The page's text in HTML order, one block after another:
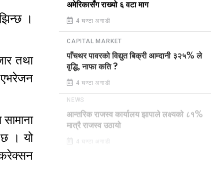
।
तथा
छ । यो
करेक्सन
अमेरिकासँग राख्यो ६ वटा माग
4 घण्टा अगाडी
CAPITAL MARKET
पाँचथर पावरको विद्युत बिक्री आम्दानी ३२५% ले
वृद्धि, नाफा कति ?
4 घण्टा अगाडी
आन्तरिक राजस्व कार्यालय झापाले लक्ष्यको ८१%
मात्रै राजस्व उठायो